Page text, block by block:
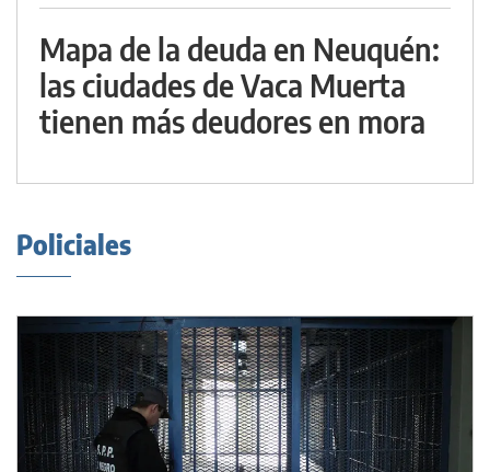
Mapa de la deuda en Neuquén:
las ciudades de Vaca Muerta
tienen más deudores en mora
Policiales